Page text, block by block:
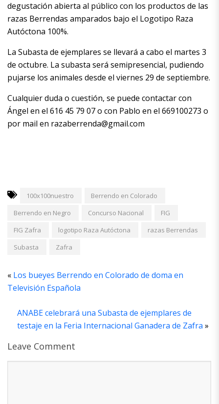
degustación abierta al público con los productos de las
razas Berrendas amparados bajo el Logotipo Raza
Autóctona 100%.
La Subasta de ejemplares se llevará a cabo el martes 3
de octubre. La subasta será semipresencial, pudiendo
pujarse los animales desde el viernes 29 de septiembre.
Cualquier duda o cuestión, se puede contactar con
Ángel en el 616 45 79 07 o con Pablo en el 669100273 o
por mail en razaberrenda@gmail.com
100x100nuestro
Berrendo en Colorado
Berrendo en Negro
Concurso Nacional
FIG
FIG Zafra
logotipo Raza Autóctona
razas Berrendas
Subasta
Zafra
« Los bueyes Berrendo en Colorado de doma en
Televisión Española
ANABE celebrará una Subasta de ejemplares de
testaje en la Feria Internacional Ganadera de Zafra »
Leave Comment